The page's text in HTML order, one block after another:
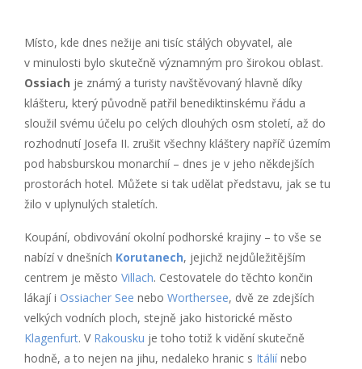
Místo, kde dnes nežije ani tisíc stálých obyvatel, ale
v minulosti bylo skutečně významným pro širokou oblast.
Ossiach je známý a turisty navštěvovaný hlavně díky
klášteru, který původně patřil benediktinskému řádu a
sloužil svému účelu po celých dlouhých osm století, až do
rozhodnutí Josefa II. zrušit všechny kláštery napříč územím
pod habsburskou monarchií – dnes je v jeho někdejších
prostorách hotel. Můžete si tak udělat představu, jak se tu
žilo v uplynulých staletích.
Koupání, obdivování okolní podhorské krajiny – to vše se
nabízí v dnešních Korutanech, jejichž nejdůležitějším
centrem je město Villach. Cestovatele do těchto končin
lákají i Ossiacher See nebo Worthersee, dvě ze zdejších
velkých vodních ploch, stejně jako historické město
Klagenfurt. V Rakousku je toho totiž k vidění skutečně
hodně, a to nejen na jihu, nedaleko hranic s Itáliínebo